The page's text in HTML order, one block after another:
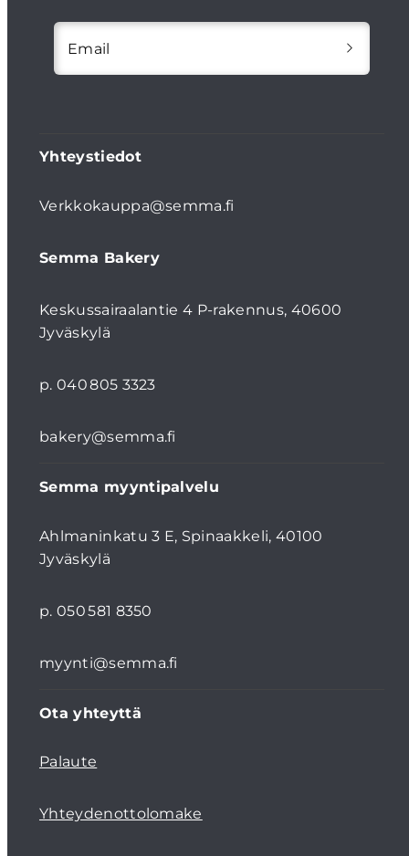
Email
Yhteystiedot
Verkkokauppa@semma.fi
Semma Bakery
Keskussairaalantie 4 P-rakennus, 40600
Jyväskylä
p. 040 805 3323
bakery@semma.fi
Semma myyntipalvelu
Ahlmaninkatu 3 E, Spinaakkeli, 40100
Jyväskylä
p. 050 581 8350
myynti@semma.fi
Ota yhteyttä
Palaute
Yhteydenottolomake